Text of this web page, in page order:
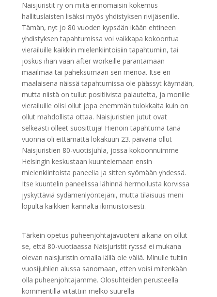
Naisjuristit ry on mitä erinomaisin kokemus
hallituslaisten lisäksi myös yhdistyksen rivijäsenille.
Tämän, nyt jo 80 vuoden kypsään ikään ehtineen
yhdistyksen tapahtumissa voi vaikkapa kokoontua
vierailuille kaikkiin mielenkiintoisiin tapahtumiin, tai
joskus ihan vaan after workeille parantamaan
maailmaa tai paheksumaan sen menoa. Itse en
maalaisena näissä tapahtumissa ole päässyt käymään,
mutta niistä on tullut positiivista palautetta, ja monille
vierailuille olisi ollut jopa enemmän tulokkaita kuin on
ollut mahdollista ottaa. Naisjuristien jutut ovat
selkeästi olleet suosittuja! Hienoin tapahtuma tänä
vuonna oli eittämättä lokakuun 23. päivänä ollut
Naisjuristien 80-vuotisjuhla, jossa kokoonnuimme
Helsingin keskustaan kuuntelemaan ensin
mielenkiintoista paneelia ja sitten syömään yhdessä.
Itse kuuntelin paneelissa lähinnä hermoilusta korvissa
jyskyttäviä sydämenlyöntejäni, mutta tilaisuus meni
lopulta kaikkien kannalta ikimuistoisesti.
Tärkein opetus puheenjohtajavuoteni aikana on ollut
se, että 80-vuotiaassa Naisjuristit ry:ssä ei mukana
olevan naisjuristin omalla iällä ole väliä. Minulle tultiin
vuosijuhlien alussa sanomaan, etten voisi mitenkään
olla puheenjohtajamme. Olosuhteiden perusteella
kommentilla viitattiin melko suurella